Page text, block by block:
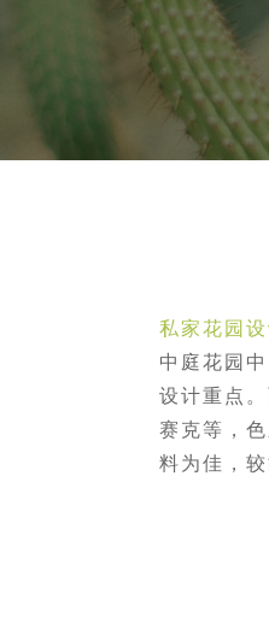
私家花园
中庭花园
设计重点
赛克等，
料为佳，